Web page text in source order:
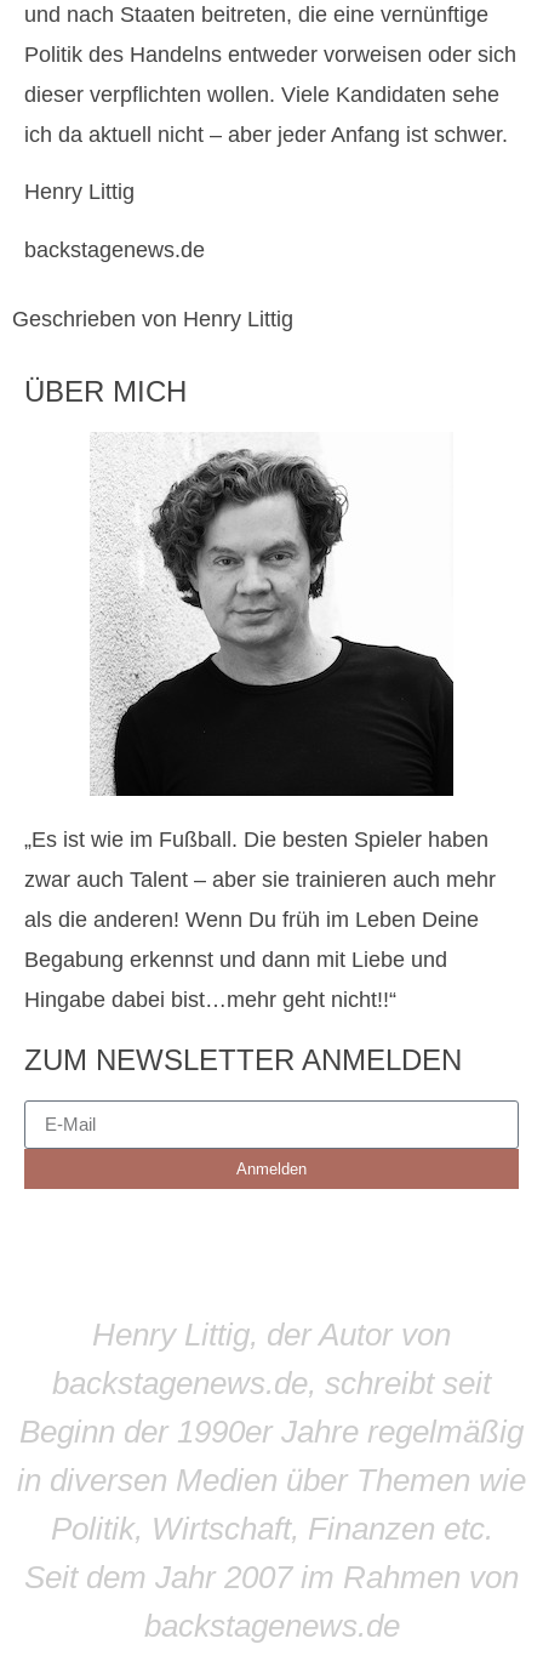
und nach Staaten beitreten, die eine vernünftige
Politik des Handelns entweder vorweisen oder sich
dieser verpflichten wollen. Viele Kandidaten sehe
ich da aktuell nicht – aber jeder Anfang ist schwer.
Henry Littig
backstagenews.de
Geschrieben von Henry Littig
ÜBER MICH
„Es ist wie im Fußball. Die besten Spieler haben
zwar auch Talent – aber sie trainieren auch mehr
als die anderen! Wenn Du früh im Leben Deine
Begabung erkennst und dann mit Liebe und
Hingabe dabei bist…mehr geht nicht!!“
ZUM NEWSLETTER ANMELDEN
Anmelden
Henry Littig, der Autor von
backstagenews.de, schreibt seit
Beginn der 1990er Jahre regelmäßig
in diversen Medien über Themen wie
Politik, Wirtschaft, Finanzen etc.
Seit dem Jahr 2007 im Rahmen von
backstagenews.de